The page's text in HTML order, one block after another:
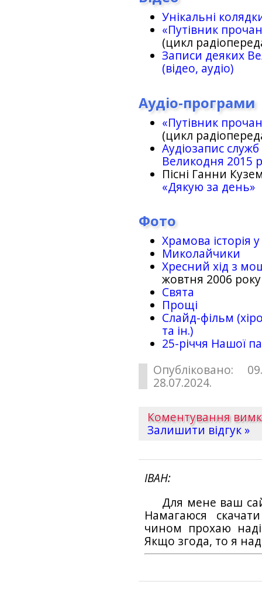
Унікальні
«Путівник
(цикл
Записи деяких
(відео, аудіо)
Аудіо-програми
«Путівник
(цикл
Аудіозапис
Великодня 2015
Пісні Ганни
«Дякую за день»
Фото
Храмова історія
Миколайчики
Хресний хід з
жовтня 2006 року
Свята
Прощі
Слайд-фільм
та ін.)
25-рiччя Нашої
Опубліковано:
28.07.2024.
Коментування
Залишити відгук »
ІВАН
Для мене ваш
Намагаюся
чином прохаю
Якщо згода, то я